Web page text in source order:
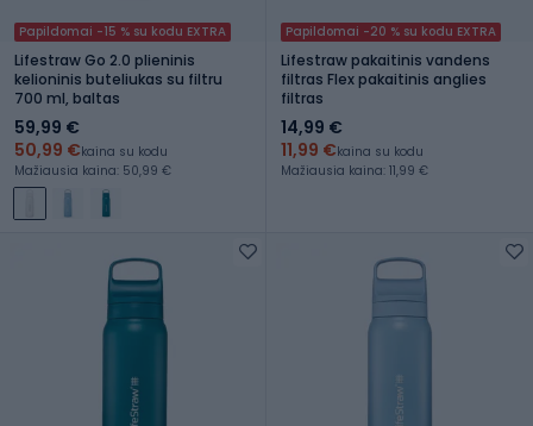
Papildomai -15 % su kodu EXTRA
Lifestraw Go 2.0 plieninis
kelioninis buteliukas su filtru
700 ml, baltas
59,99 €
50,99 €kaina su kodu
Mažiausia kaina: 50,99 €
Papildomai -20 % su kodu EXTRA
Lifestraw pakaitinis vandens
filtras Flex pakaitinis anglies
filtras
14,99 €
11,99 €kaina su kodu
Mažiausia kaina: 11,99 €